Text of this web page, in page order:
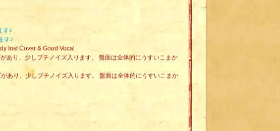
す♪
す♪
Inst Cover & Good Vocal
あり、少しプチノイズ入ります。 盤面は全体的にうすいこまか
あり、少しプチノイズ入ります。 盤面は全体的にうすいこまか